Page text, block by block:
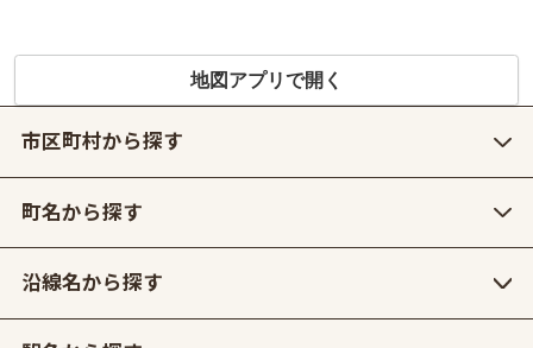
地図アプリで開く
市区町村から探す
町名から探す
沿線名から探す